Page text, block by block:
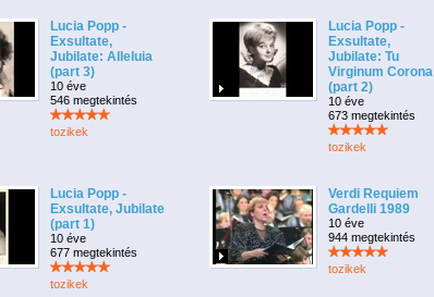
Lucia Popp -
Exsultate,
Jubilate: Alleluia
(part 3)
10 éve
546 megtekintés
tozikek
Lucia Popp -
Exsultate,
Jubilate: Tu
Virginum Corona
(part 2)
10 éve
673 megtekintés
tozikek
Lucia Popp -
Exsultate, Jubilate
(part 1)
10 éve
677 megtekintés
tozikek
Verdi Requiem
Gardelli 1989
10 éve
944 megtekintés
tozikek